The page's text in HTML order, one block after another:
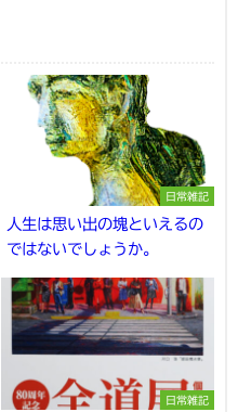
日常雑記
人生は思い出の塊といえるの
ではないでしょうか。
日常雑記